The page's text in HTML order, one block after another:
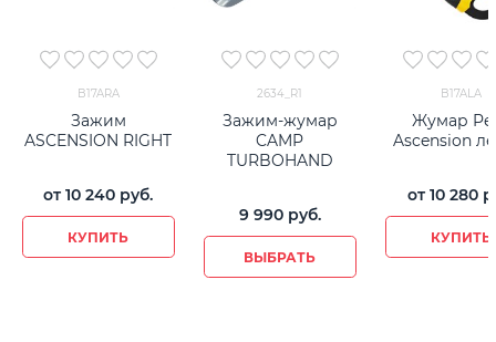
B17ARA
Зажим
ASCENSION RIGHT
от10 240 руб.
КУПИТЬ
2634_R1
Зажим-жумар
CAMP
TURBOHAND
9 990 руб.
ВЫБРАТЬ
B17ALA
Жумар
Ascension
от 10 280
КУПИТЬ